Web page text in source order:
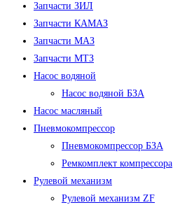
Запчасти ЗИЛ
Запчасти КАМАЗ
Запчасти МАЗ
Запчасти МТЗ
Насос водяной
Насос водяной БЗА
Насос масляный
Пневмокомпрессор
Пневмокомпрессор БЗА
Ремкомплект компрессора
Рулевой механизм
Рулевой механизм ZF